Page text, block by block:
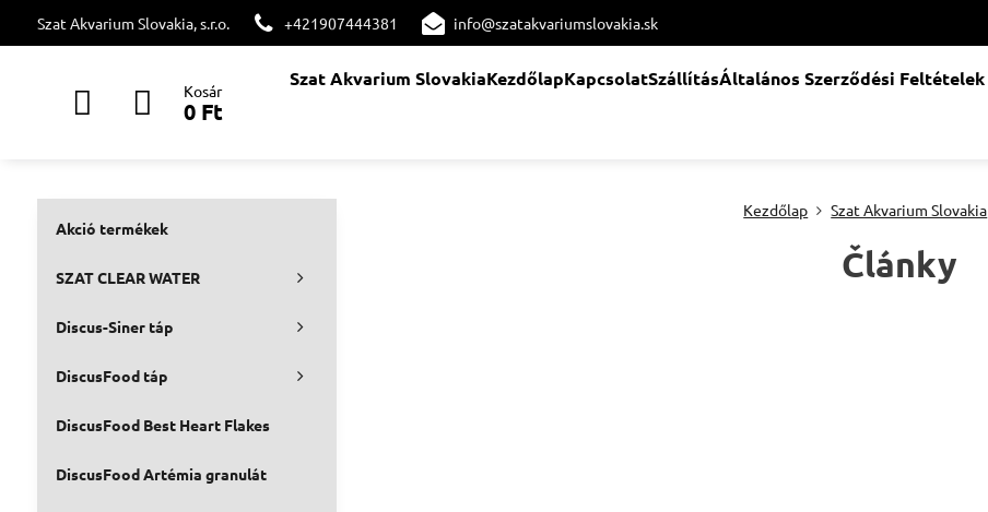
Szat Akvarium Slovakia, s.r.o. +421907444381 info@szatakvariumslovakia.sk
Kosár
0 Ft
Szat Akvarium SlovakiaKezdőlapKapcsolatSzállításÁltalános Szerződési Feltételek
Kezdőlap Szat Akvarium Slovakia
Články
Akció termékek
SZAT CLEAR WATER
Discus-Siner táp
DiscusFood táp
DiscusFood Best Heart Flakes
DiscusFood Artémia granulát